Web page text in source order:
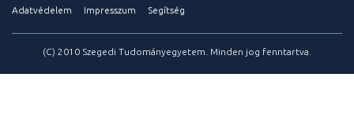
Adatvédelem Impresszum Segítség
(C) 2010 Szegedi Tudományegyetem. Minden jog fenntartva.